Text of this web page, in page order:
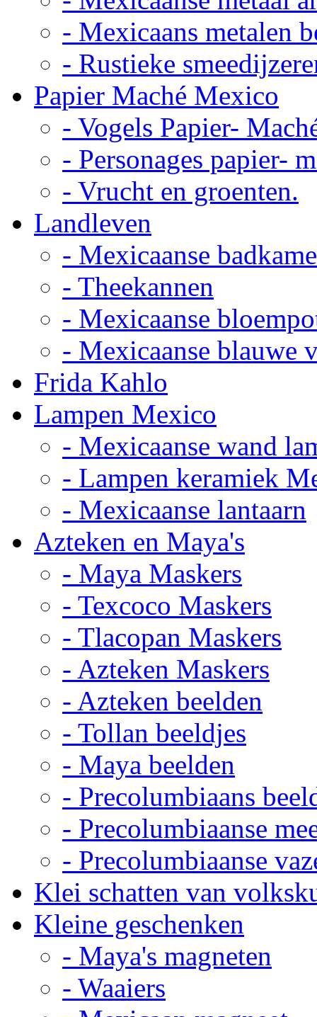
- Mexicaans metalen
- Rustieke
Papier Maché Mexico
- Vogels Papier-
- Personages papier-
- Vrucht en groenten.
Landleven
- Mexicaanse
- Theekannen
- Mexicaanse
- Mexicaanse blauwe
Frida Kahlo
Lampen Mexico
- Mexicaanse wand
- Lampen keramiek
- Mexicaanse lantaarn
Azteken en Maya's
- Maya Maskers
- Texcoco Maskers
- Tlacopan Maskers
- Azteken Maskers
- Azteken beelden
- Tollan beeldjes
- Maya beelden
- Precolumbiaans
- Precolumbiaanse
- Precolumbiaanse
Klei schatten van
Kleine geschenken
- Maya's magneten
- Waaiers